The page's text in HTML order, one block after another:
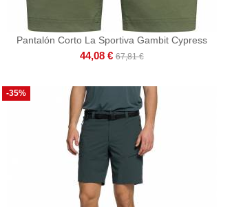
Pantalón Corto La Sportiva Gambit Cypress
44,08 € 67,81 €
-35%